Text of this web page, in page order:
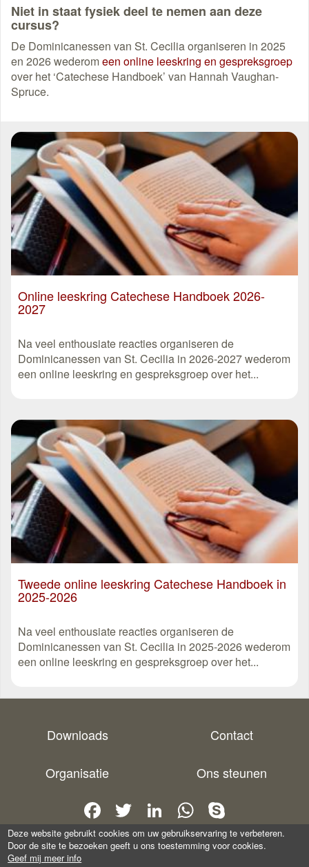
Niet in staat fysiek deel te nemen aan deze
cursus?
De Dominicanessen van St. Cecilia organiseren in 2025
en 2026 wederomeen online leeskring en gespreksgroep
over het ‘Catechese Handboek’ van Hannah Vaughan-
Spruce.
Online leeskring Catechese Handboek 2026-
2027
Na veel enthousiate reacties organiseren de
Dominicanessen van St. Cecilia in 2026-2027 wederom
een online leeskring en gespreksgroep over het...
Tweede online leeskring Catechese Handboek in
2025-2026
Na veel enthousiate reacties organiseren de
Dominicanessen van St. Cecilia in 2025-2026 wederom
een online leeskring en gespreksgroep over het...
Downloads Contact
Organisatie Ons steunen
Facebook
TwitterLinkedInWhatsApp
Copyright 2025 -De Missionaire Parochie-Privacy
Deze website gebruikt cookies om uw gebruikservaring te verbeteren.
Door de site te bezoeken geeft u ons toestemming voor cookies.
Geef mij meer info